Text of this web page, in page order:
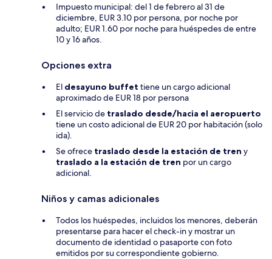
Impuesto municipal: del 1 de febrero al 31 de
diciembre, EUR 3.10 por persona, por noche por
adulto; EUR 1.60 por noche para huéspedes de entre
10 y 16 años.
Opciones extra
El desayuno buffet tiene un cargo adicional
aproximado de EUR 18 por persona
El servicio de traslado desde/hacia el aeropuerto
tiene un costo adicional de EUR 20 por habitación (solo
ida).
Se ofrece traslado desde la estación de tren y
traslado a la estación de tren por un cargo
adicional.
Niños y camas adicionales
Todos los huéspedes, incluidos los menores, deberán
presentarse para hacer el check-in y mostrar un
documento de identidad o pasaporte con foto
emitidos por su correspondiente gobierno.